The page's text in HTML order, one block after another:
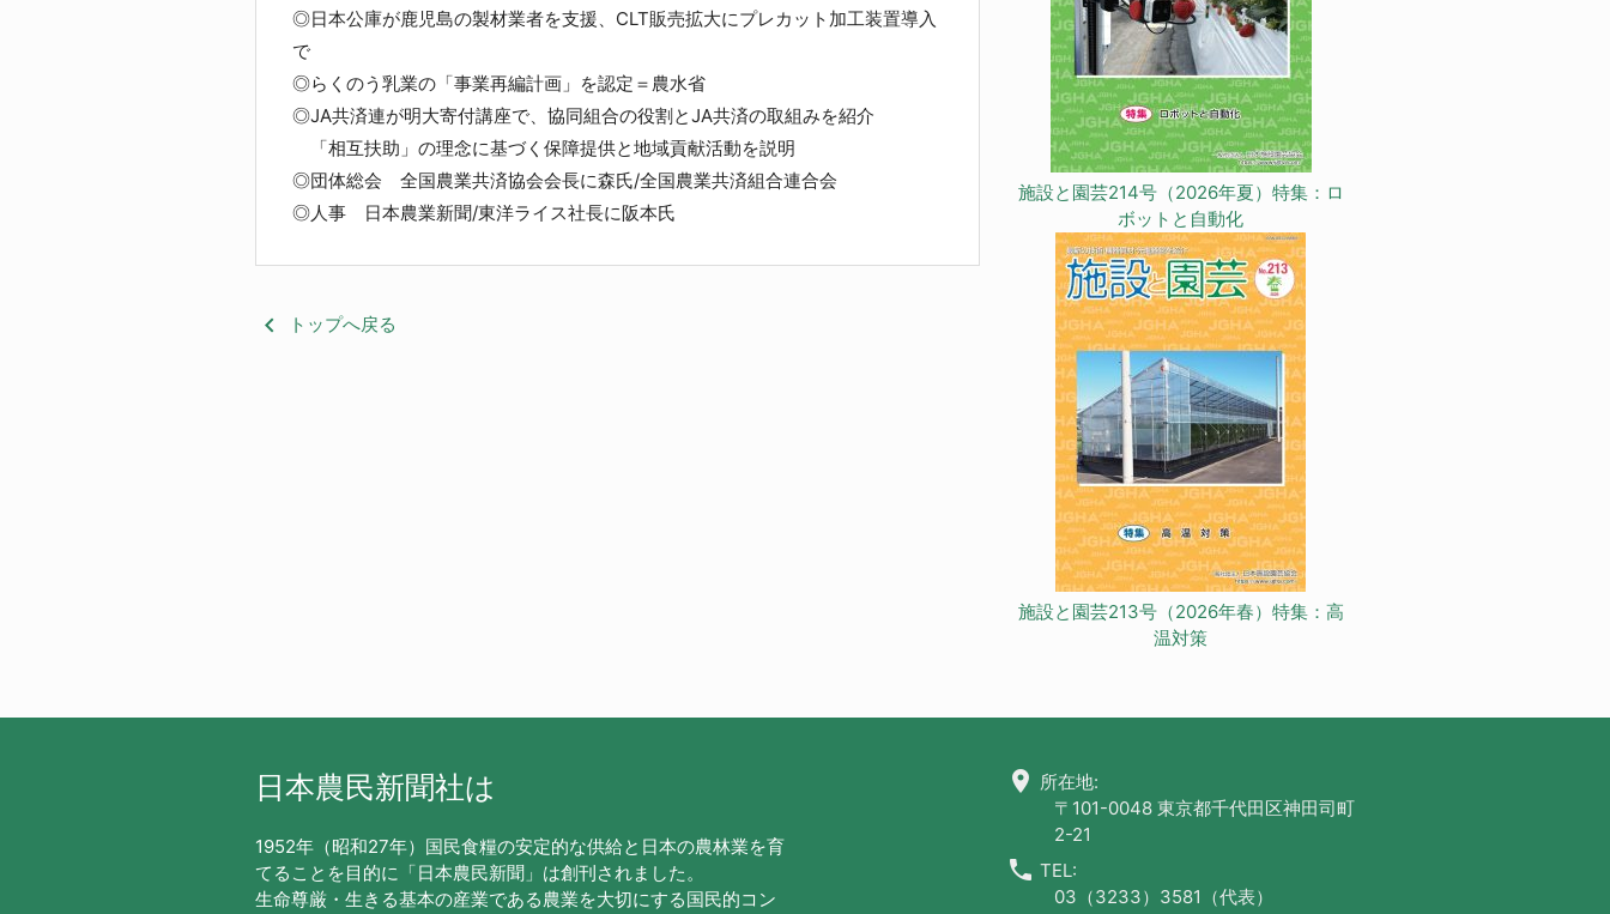
◎日本公庫が鹿児島の製材業者を支援、CLT販売拡大にプレカット加工装置導入
で
◎らくのう乳業の「事業再編計画」を認定＝農水省
◎JA共済連が明大寄付講座で、協同組合の役割とJA共済の取組みを紹介
「相互扶助」の理念に基づく保障提供と地域貢献活動を説明
◎団体総会 全国農業共済協会会長に森氏/全国農業共済組合連合会
◎人事 日本農業新聞/東洋ライス社長に阪本氏
keyboard_arrow_left トップへ戻る
施設と園芸214号（2026年夏）特集：ロ
ボットと自動化
施設と園芸213号（2026年春）特集：高
温対策
日本農民新聞社は
1952年（昭和27年）国民食糧の安定的な供給と日本の農林業を育
てることを目的に「日本農民新聞」は創刊されました。
生命尊厳・生きる基本の産業である農業を大切にする国民的コン
location_on 所在地:
〒101-0048 東京都千代田区神田司町
2-21
call TEL:
03（3233）3581（代表）